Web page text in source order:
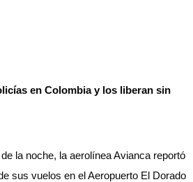
en Colombia y los liberan sin
la noche, la aerolínea Avianca reportó
sus vuelos en el Aeropuerto El Dorado